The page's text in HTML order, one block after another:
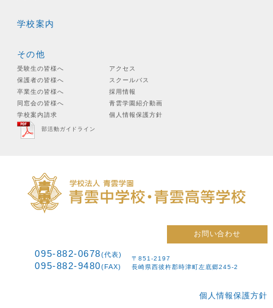
学校案内
その他
受験生の皆様へ
保護者の皆様へ
卒業生の皆様へ
同窓会の皆様へ
学校案内請求
アクセス
スクールバス
採用情報
青雲学園紹介動画
個人情報保護方針
部活動ガイドライン
お問い合わせ
095-882-0678(代表)
095-882-9480(FAX)
〒851-2197
長崎県西彼杵郡時津町左底郷245-2
個人情報保護方針